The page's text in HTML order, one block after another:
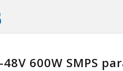
48V 600W SMPS